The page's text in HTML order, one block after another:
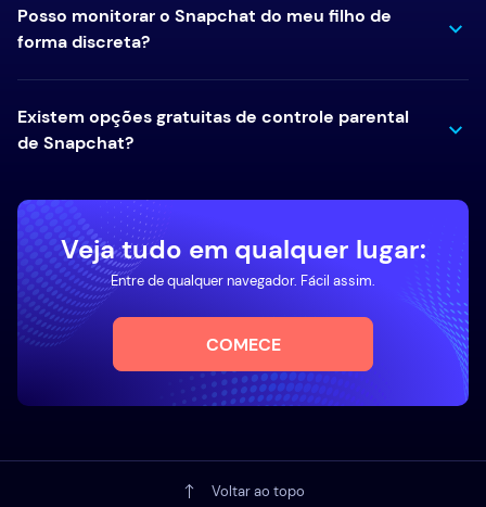
Posso monitorar o Snapchat do meu filho de
forma discreta?
Existem opções gratuitas de controle parental
de Snapchat?
Veja tudo em qualquer lugar:
Entre de qualquer navegador. Fácil assim.
COMECE
Voltar ao topo